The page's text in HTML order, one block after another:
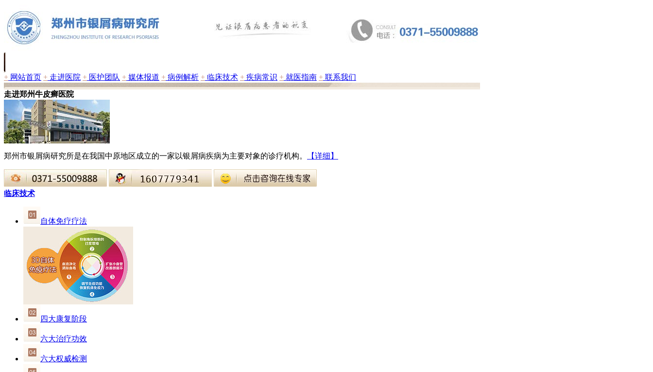
+ 网站首页 + 走进医院 + 医护团队 + 媒体报道 + 病例解析 + 临床技术 + 疾病常识 + 就医指南 + 联系我们
走进郑州牛皮癣医院
郑州市银屑病研究所是在我国中原地区成立的一家以银屑病疾病为主要对象的诊疗机构。 【详细】
临床技术
自体免疗疗法
四大康复阶段
六大治疗功效
六大权威检测